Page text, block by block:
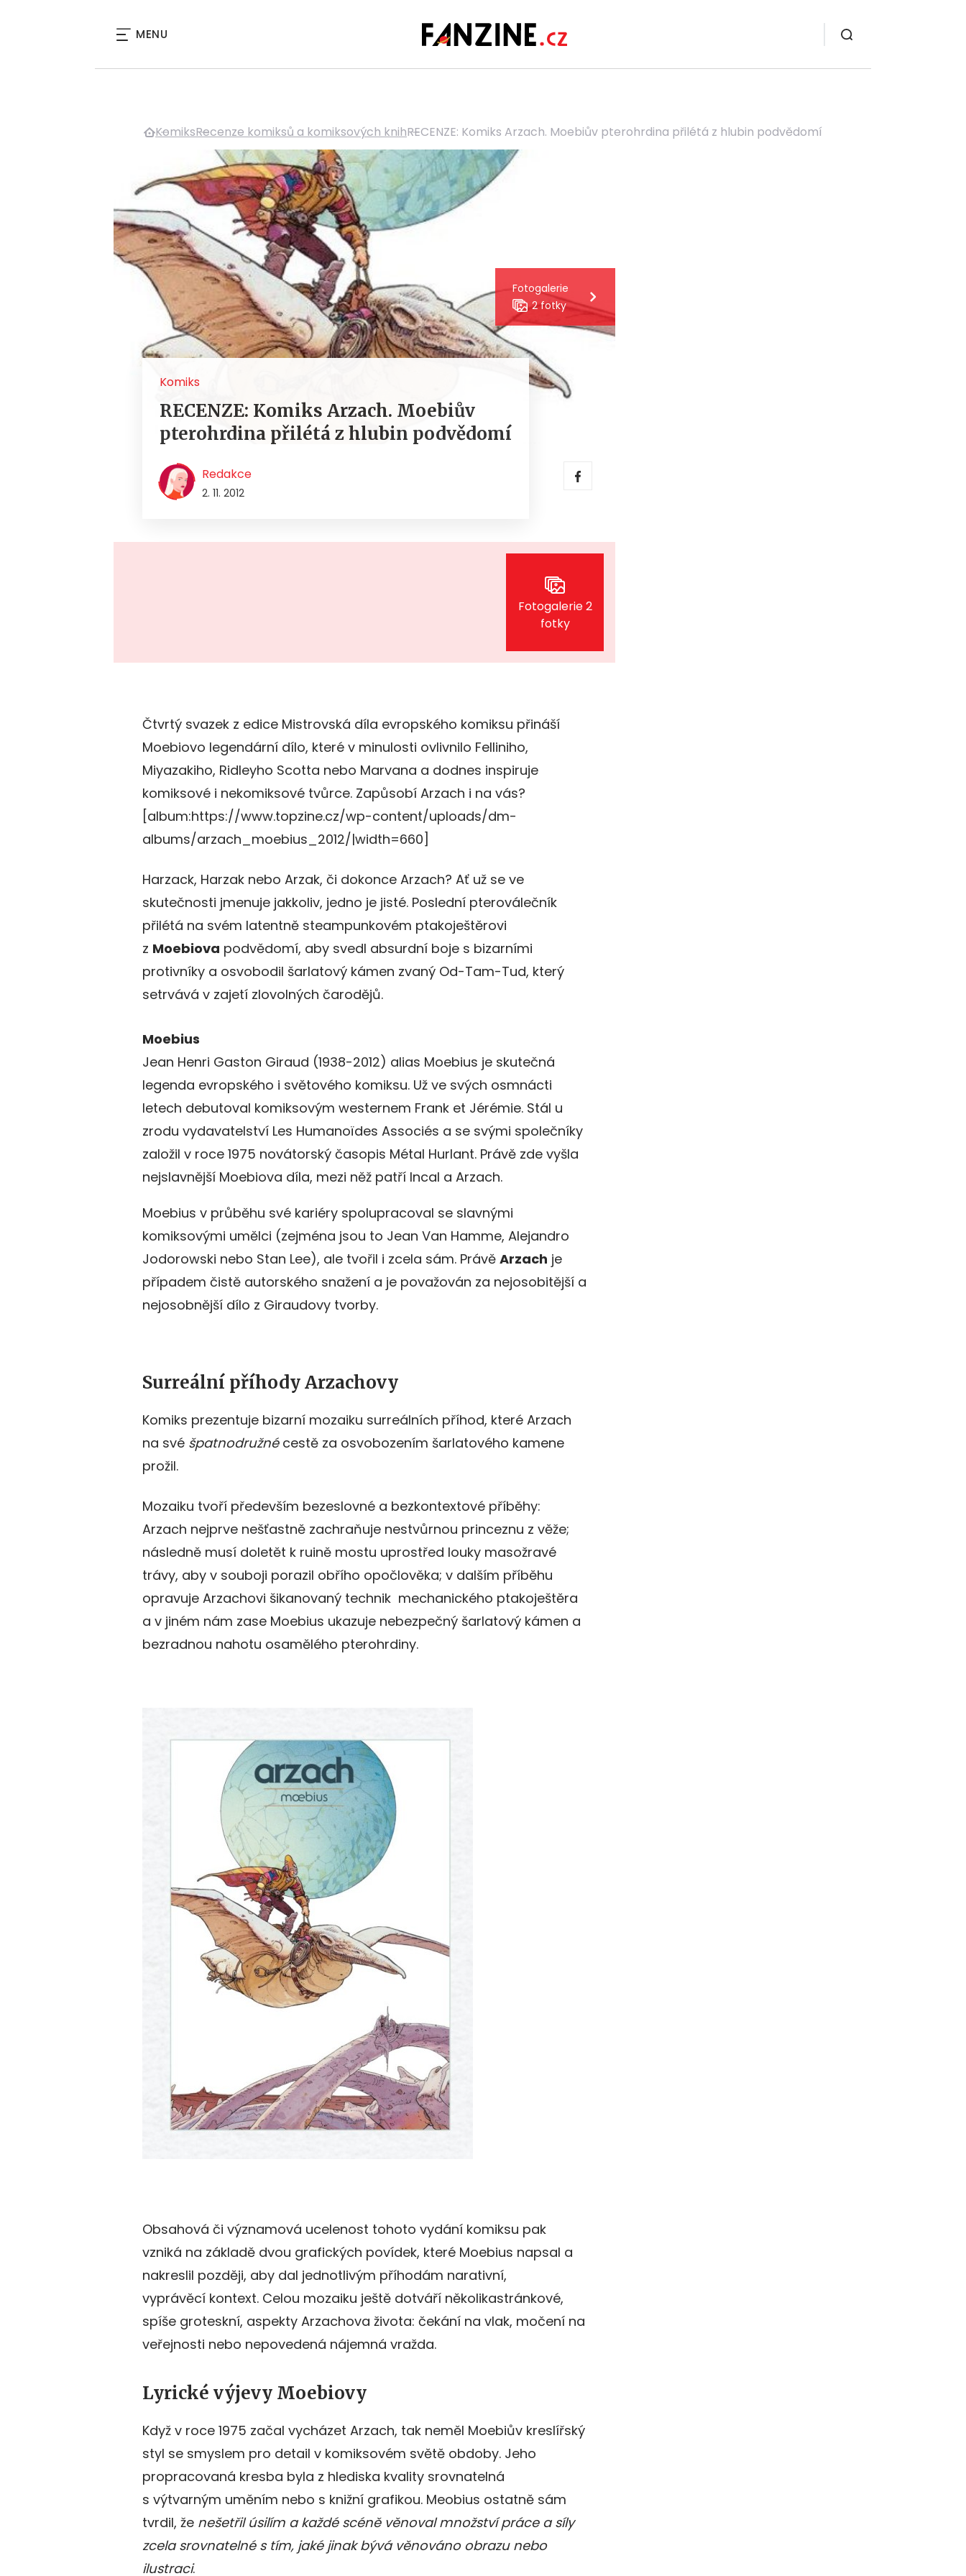
MENU
KomiksRecenze komiksů a komiksových knihRECENZE: Komiks Arzach. Moebiův pterohrdina přilétá z hlubin podvědomí
Fotogalerie
2 fotky
Komiks
RECENZE: Komiks Arzach. Moebiův
pterohrdina přilétá z hlubin podvědomí
Redakce
2. 11. 2012
Fotogalerie 2
fotky
Čtvrtý svazek z edice Mistrovská díla evropského komiksu přináší
Moebiovo legendární dílo, které v minulosti ovlivnilo Felliniho,
Miyazakiho, Ridleyho Scotta nebo Marvana a dodnes inspiruje
komiksové i nekomiksové tvůrce. Zapůsobí Arzach i na vás?
[album:https://www.topzine.cz/wp-content/uploads/dm-
albums/arzach_moebius_2012/|width=660]
Harzack, Harzak nebo Arzak, či dokonce Arzach? Ať už se ve
skutečnosti jmenuje jakkoliv, jedno je jisté. Poslední pteroválečník
přilétá na svém latentně steampunkovém ptakoještěrovi
z Moebiova podvědomí, aby svedl absurdní boje s bizarními
protivníky a osvobodil šarlatový kámen zvaný Od-Tam-Tud, který
setrvává v zajetí zlovolných čarodějů.
Moebius
Jean Henri Gaston Giraud (1938-2012) alias Moebius je skutečná
legenda evropského i světového komiksu. Už ve svých osmnácti
letech debutoval komiksovým westernem Frank et Jérémie. Stál u
zrodu vydavatelství Les Humanoïdes Associés a se svými společníky
založil v roce 1975 novátorský časopis Métal Hurlant. Právě zde vyšla
nejslavnější Moebiova díla, mezi něž patří Incal a Arzach.
Moebius v průběhu své kariéry spolupracoval se slavnými
komiksovými umělci (zejména jsou to Jean Van Hamme, Alejandro
Jodorowski nebo Stan Lee), ale tvořil i zcela sám. Právě Arzach je
případem čistě autorského snažení a je považován za nejosobitější a
nejosobnější dílo z Giraudovy tvorby.
Surreální příhody Arzachovy
Komiks prezentuje bizarní mozaiku surreálních příhod, které Arzach
na své špatnodružnécestě za osvobozením šarlatového kamene
prožil.
Mozaiku tvoří především bezeslovné a bezkontextové příběhy:
Arzach nejprve nešťastně zachraňuje nestvůrnou princeznu z věže;
následně musí doletět k ruině mostu uprostřed louky masožravé
trávy, aby v souboji porazil obřího opočlověka; v dalším příběhu
opravuje Arzachovi šikanovaný technik mechanického ptakoještěra
a v jiném nám zase Moebius ukazuje nebezpečný šarlatový kámen a
bezradnou nahotu osamělého pterohrdiny.
Obsahová či významová ucelenost tohoto vydání komiksu pak
vzniká na základě dvou grafických povídek, které Moebius napsal a
nakreslil později, aby dal jednotlivým příhodám narativní,
vyprávěcí kontext. Celou mozaiku ještě dotváří několikastránkové,
spíše groteskní, aspekty Arzachova života: čekání na vlak, močení na
veřejnosti nebo nepovedená nájemná vražda.
Lyrické výjevy Moebiovy
Když v roce 1975 začal vycházet Arzach, tak neměl Moebiův kreslířský
styl se smyslem pro detail v komiksovém světě obdoby. Jeho
propracovaná kresba byla z hlediska kvality srovnatelná
s výtvarným uměním nebo s knižní grafikou. Meobius ostatně sám
tvrdil, že nešetřil úsilím a každé scéně věnoval množství práce a síly
zcela srovnatelné s tím, jaké jinak bývá věnováno obrazu nebo
ilustraci.